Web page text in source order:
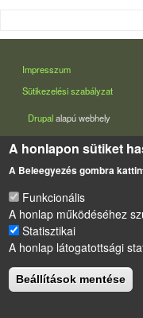
LÁBLÉC
Impresszum
Sütikezelési szabályzat
Drupalalapú webhely
A honlapon sütiket
A Beleegyezés gombra
Funkcionális
A honlap működéséhez
Statisztikai
A honlap látogatottsági
Beállítások mentése